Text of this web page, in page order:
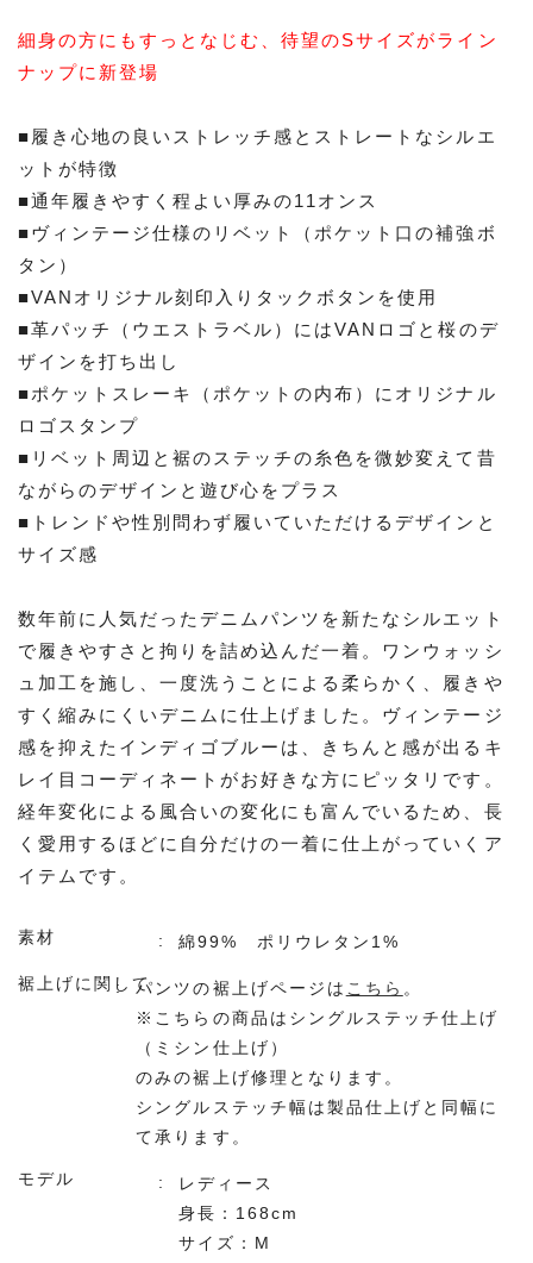
細身の方にもすっとなじむ、待望のSサイズがライン
ナップに新登場
■履き心地の良いストレッチ感とストレートなシルエ
ットが特徴
■通年履きやすく程よい厚みの11オンス
■ヴィンテージ仕様のリベット（ポケット口の補強ボ
タン）
■VANオリジナル刻印入りタックボタンを使用
■革パッチ（ウエストラベル）にはVANロゴと桜のデ
ザインを打ち出し
■ポケットスレーキ（ポケットの内布）にオリジナル
ロゴスタンプ
■リベット周辺と裾のステッチの糸色を微妙変えて昔
ながらのデザインと遊び心をプラス
■トレンドや性別問わず履いていただけるデザインと
サイズ感
数年前に人気だったデニムパンツを新たなシルエット
で履きやすさと拘りを詰め込んだ一着。ワンウォッシ
ュ加工を施し、一度洗うことによる柔らかく、履きや
すく縮みにくいデニムに仕上げました。ヴィンテージ
感を抑えたインディゴブルーは、きちんと感が出るキ
レイ目コーディネートがお好きな方にピッタリです。
経年変化による風合いの変化にも富んでいるため、長
く愛用するほどに自分だけの一着に仕上がっていくア
イテムです。
素材 綿99% ポリウレタン1%
裾上げに関してパンツの裾上げページは こちら 。
※こちらの商品はシングルステッチ仕上げ
（ミシン仕上げ）
のみの裾上げ修理となります。
シングルステッチ幅は製品仕上げと同幅に
て承ります。
モデル
レディース
身長：168cm
サイズ：M